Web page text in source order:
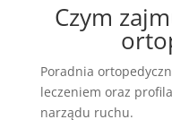
Czym
Poradnia
leczeniem oraz
narządu ruchu.